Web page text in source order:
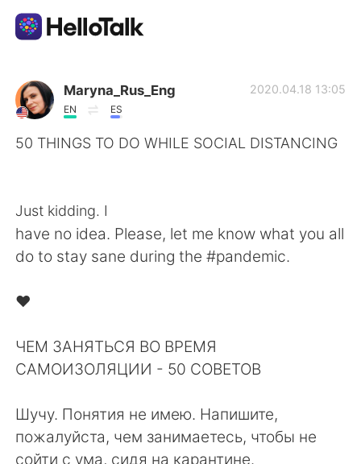
Aplicación de intercambio de idiomas
AI Grammar Checker
English 简体中文
日本語 한국어
Русский
Indonesia Italiano
Maryna_Rus_Eng
EN ES
2020.04.18 13:05
50 THINGS TO DO WHILE SOCIAL DISTANCING
Just kidding. I
have no idea. Please, let me know what you all
do to stay sane during the #pandemic. ⁠⠀
❤️⁠⠀
ЧЕМ ЗАНЯТЬСЯ ВО ВРЕМЯ
САМОИЗОЛЯЦИИ - ⁠50 СОВЕТОВ⁠⠀
Шучу. Понятия не имею. Напишите,
пожалуйста, чем занимаетесь, чтобы не
сойти с ума, сидя на карантине. ⁠⠀